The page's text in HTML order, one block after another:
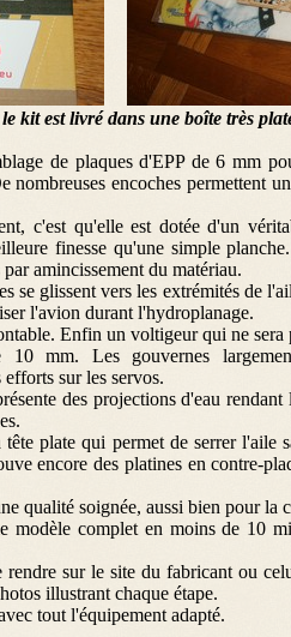
kit est livré dans une boîte très
de plaques d'EPP de 6 mm
nombreuses encoches permettent
c'est qu'elle est dotée d'un
finesse qu'une simple
amincissement du matériau.
se glissent vers les extrémités de
l'avion durant l'hydroplanage.
Enfin un voltigeur qui ne sera
mm. Les gouvernes
sur les servos.
des projections d'eau
plate qui permet de serrer l'aile
encore des platines en contre-
qualité soignée, aussi bien pour la
modèle complet en moins de 10
sur le site du fabricant ou
illustrant chaque étape.
tout l'équipement adapté.